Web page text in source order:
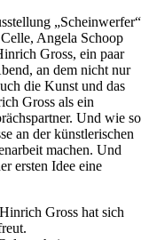
„Scheinwerfer“
Angela Schoop
Gross, ein paar
an dem nicht nur
die Kunst und das
Gross als ein
Und wie so
an der künstlerischen
machen. Und
ersten Idee eine
Gross hat sich